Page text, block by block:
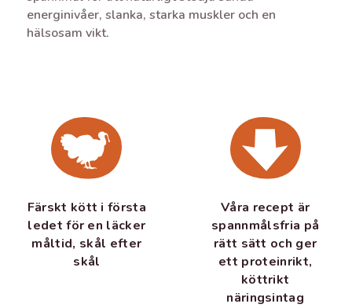
energinivåer, slanka, starka muskler och en
hälsosam vikt.
Färskt kött i första
ledet för en läcker
måltid, skål efter
skål
Våra recept är
spannmålsfria på
rätt sätt och ger
ett proteinrikt,
köttrikt
näringsintag